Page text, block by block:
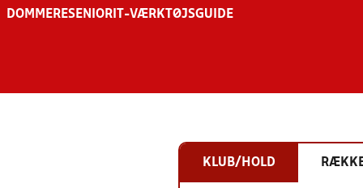
DOMMERESENIOR IT-VÆRKTØJSGUIDE
KLUB/HOLD